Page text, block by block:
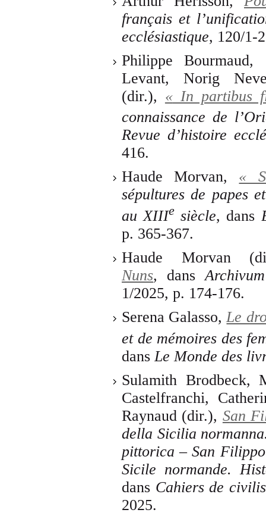
français et
ecclésiastique, 120/1-
Philippe Bourmaud,
Levant, Norig
(dir.), «In partibus
connaissance de
Revue d’histoire
416.
Haude Morvan, «
sépultures de papes
au XIIIe siècle, dans
p. 365-367.
Haude Morvan
Nuns, dans
1/2025, p. 174-176.
Serena Galasso, Le
et de mémoires des
dans Le Monde des
Sulamith Brodbeck,
Castelfranchi,
Raynaud (dir.), San
della Sicilia
pittorica – San
Sicile normande.
dans Cahiers de
2025.